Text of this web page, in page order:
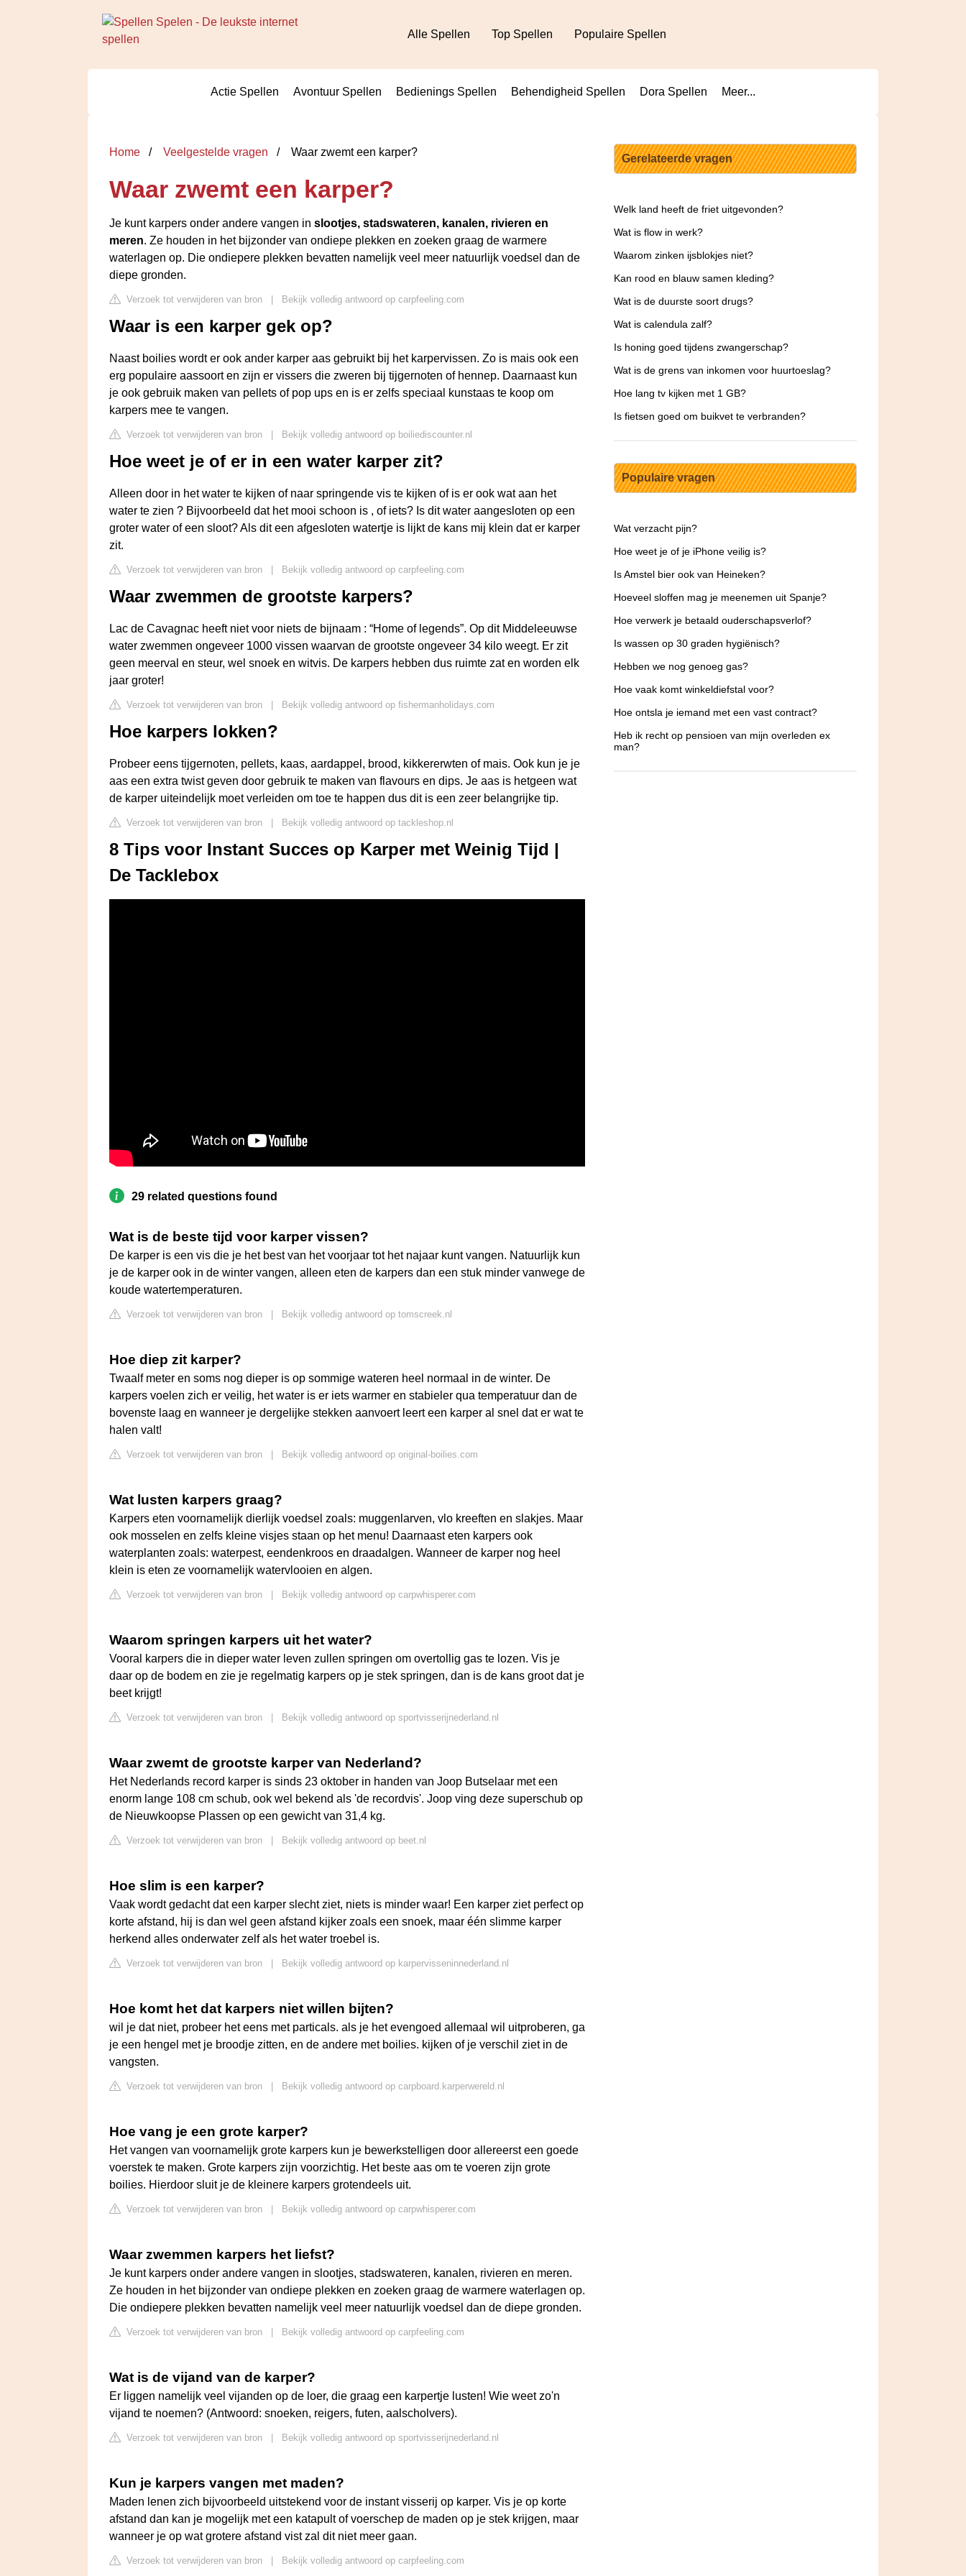
Alle Spellen Top Spellen Populaire Spellen
Actie Spellen Avontuur Spellen Bedienings Spellen Behendigheid Spellen Dora Spellen Meer...
Home Veelgestelde vragen Waar zwemt een karper?
Waar zwemt een karper?
Je kunt karpers onder andere vangen in slootjes, stadswateren, kanalen, rivieren en
meren. Ze houden in het bijzonder van ondiepe plekken en zoeken graag de warmere
waterlagen op. Die ondiepere plekken bevatten namelijk veel meer natuurlijk voedsel dan de
diepe gronden.
Verzoek tot verwijderen van bron Bekijk volledig antwoord op carpfeeling.com
Waar is een karper gek op?
Naast boilies wordt er ook ander karper aas gebruikt bij het karpervissen. Zo is mais ook een
erg populaire aassoort en zijn er vissers die zweren bij tijgernoten of hennep. Daarnaast kun
je ook gebruik maken van pellets of pop ups en is er zelfs speciaal kunstaas te koop om
karpers mee te vangen.
Verzoek tot verwijderen van bron Bekijk volledig antwoord op boiliediscounter.nl
Hoe weet je of er in een water karper zit?
Alleen door in het water te kijken of naar springende vis te kijken of is er ook wat aan het
water te zien ? Bijvoorbeeld dat het mooi schoon is , of iets? Is dit water aangesloten op een
groter water of een sloot? Als dit een afgesloten watertje is lijkt de kans mij klein dat er karper
zit.
Verzoek tot verwijderen van bron Bekijk volledig antwoord op carpfeeling.com
Waar zwemmen de grootste karpers?
Lac de Cavagnac heeft niet voor niets de bijnaam : “Home of legends”. Op dit Middeleeuwse
water zwemmen ongeveer 1000 vissen waarvan de grootste ongeveer 34 kilo weegt. Er zit
geen meerval en steur, wel snoek en witvis. De karpers hebben dus ruimte zat en worden elk
jaar groter!
Verzoek tot verwijderen van bron Bekijk volledig antwoord op fishermanholidays.com
Hoe karpers lokken?
Probeer eens tijgernoten, pellets, kaas, aardappel, brood, kikkererwten of mais. Ook kun je je
aas een extra twist geven door gebruik te maken van flavours en dips. Je aas is hetgeen wat
de karper uiteindelijk moet verleiden om toe te happen dus dit is een zeer belangrijke tip.
Verzoek tot verwijderen van bron Bekijk volledig antwoord op tackleshop.nl
8 Tips voor Instant Succes op Karper met Weinig Tijd |
De Tacklebox
29 related questions found
Wat is de beste tijd voor karper vissen?
De karper is een vis die je het best van het voorjaar tot het najaar kunt vangen. Natuurlijk kun
je de karper ook in de winter vangen, alleen eten de karpers dan een stuk minder vanwege de
koude watertemperaturen.
Verzoek tot verwijderen van bron Bekijk volledig antwoord op tomscreek.nl
Hoe diep zit karper?
Twaalf meter en soms nog dieper is op sommige wateren heel normaal in de winter. De
karpers voelen zich er veilig, het water is er iets warmer en stabieler qua temperatuur dan de
bovenste laag en wanneer je dergelijke stekken aanvoert leert een karper al snel dat er wat te
halen valt!
Verzoek tot verwijderen van bron Bekijk volledig antwoord op original-boilies.com
Wat lusten karpers graag?
Karpers eten voornamelijk dierlijk voedsel zoals: muggenlarven, vlo kreeften en slakjes. Maar
ook mosselen en zelfs kleine visjes staan op het menu! Daarnaast eten karpers ook
waterplanten zoals: waterpest, eendenkroos en draadalgen. Wanneer de karper nog heel
klein is eten ze voornamelijk watervlooien en algen.
Verzoek tot verwijderen van bron Bekijk volledig antwoord op carpwhisperer.com
Waarom springen karpers uit het water?
Vooral karpers die in dieper water leven zullen springen om overtollig gas te lozen. Vis je
daar op de bodem en zie je regelmatig karpers op je stek springen, dan is de kans groot dat je
beet krijgt!
Verzoek tot verwijderen van bron Bekijk volledig antwoord op sportvisserijnederland.nl
Waar zwemt de grootste karper van Nederland?
Het Nederlands record karper is sinds 23 oktober in handen van Joop Butselaar met een
enorm lange 108 cm schub, ook wel bekend als 'de recordvis'. Joop ving deze superschub op
de Nieuwkoopse Plassen op een gewicht van 31,4 kg.
Verzoek tot verwijderen van bron Bekijk volledig antwoord op beet.nl
Hoe slim is een karper?
Vaak wordt gedacht dat een karper slecht ziet, niets is minder waar! Een karper ziet perfect op
korte afstand, hij is dan wel geen afstand kijker zoals een snoek, maar één slimme karper
herkend alles onderwater zelf als het water troebel is.
Verzoek tot verwijderen van bron Bekijk volledig antwoord op karpervisseninnederland.nl
Hoe komt het dat karpers niet willen bijten?
wil je dat niet, probeer het eens met particals. als je het evengoed allemaal wil uitproberen, ga
je een hengel met je broodje zitten, en de andere met boilies. kijken of je verschil ziet in de
vangsten.
Verzoek tot verwijderen van bron Bekijk volledig antwoord op carpboard.karperwereld.nl
Hoe vang je een grote karper?
Het vangen van voornamelijk grote karpers kun je bewerkstelligen door allereerst een goede
voerstek te maken. Grote karpers zijn voorzichtig. Het beste aas om te voeren zijn grote
boilies. Hierdoor sluit je de kleinere karpers grotendeels uit.
Verzoek tot verwijderen van bron Bekijk volledig antwoord op carpwhisperer.com
Waar zwemmen karpers het liefst?
Je kunt karpers onder andere vangen in slootjes, stadswateren, kanalen, rivieren en meren.
Ze houden in het bijzonder van ondiepe plekken en zoeken graag de warmere waterlagen op.
Die ondiepere plekken bevatten namelijk veel meer natuurlijk voedsel dan de diepe gronden.
Verzoek tot verwijderen van bron Bekijk volledig antwoord op carpfeeling.com
Wat is de vijand van de karper?
Er liggen namelijk veel vijanden op de loer, die graag een karpertje lusten! Wie weet zo'n
vijand te noemen? (Antwoord: snoeken, reigers, futen, aalscholvers).
Verzoek tot verwijderen van bron Bekijk volledig antwoord op sportvisserijnederland.nl
Kun je karpers vangen met maden?
Maden lenen zich bijvoorbeeld uitstekend voor de instant visserij op karper. Vis je op korte
afstand dan kan je mogelijk met een katapult of voerschep de maden op je stek krijgen, maar
wanneer je op wat grotere afstand vist zal dit niet meer gaan.
Verzoek tot verwijderen van bron Bekijk volledig antwoord op carpfeeling.com
Gerelateerde vragen
Welk land heeft de friet uitgevonden?
Wat is flow in werk?
Waarom zinken ijsblokjes niet?
Kan rood en blauw samen kleding?
Wat is de duurste soort drugs?
Wat is calendula zalf?
Is honing goed tijdens zwangerschap?
Wat is de grens van inkomen voor huurtoeslag?
Hoe lang tv kijken met 1 GB?
Is fietsen goed om buikvet te verbranden?
Populaire vragen
Wat verzacht pijn?
Hoe weet je of je iPhone veilig is?
Is Amstel bier ook van Heineken?
Hoeveel sloffen mag je meenemen uit Spanje?
Hoe verwerk je betaald ouderschapsverlof?
Is wassen op 30 graden hygiënisch?
Hebben we nog genoeg gas?
Hoe vaak komt winkeldiefstal voor?
Hoe ontsla je iemand met een vast contract?
Heb ik recht op pensioen van mijn overleden ex
man?